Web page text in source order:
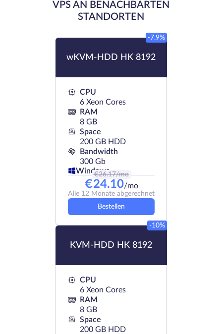
VPS AN BENACHBARTEN
STANDORTEN
wKVM-HDD HK 8192
-7.9%
CPU
6 Xeon Cores
RAM
8 GB
Space
200 GB HDD
Bandwidth
300 Gb
Windows
€26.17/mo
€24.10/mo
Alle 12 Monate abgerechnet
Bestellen
KVM-HDD HK 8192
-10%
CPU
6 Xeon Cores
RAM
8 GB
Space
200 GB HDD